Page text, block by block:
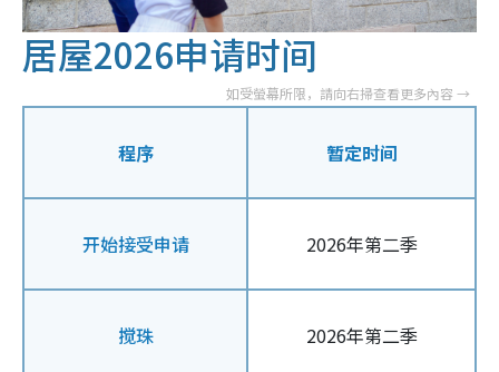
居屋2026申请时间
程序 暂定时间
开始接受申请 2026年第二季
搅珠 2026年第二季